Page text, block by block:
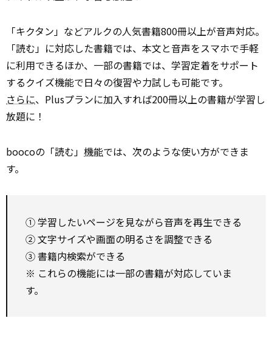
「キクタン」などアルクの人気書籍800冊以上が音声対応。
「読む」に対応した書籍では、本文と音声をスマホで手軽
に利用できるほか、一部の書籍では、学習定着をサポート
するクイズ機能で日々の復習や力試しも可能です。
さらに、Plusプランに加入すれば200冊以上の書籍が学習し
放題に！
boocoの「読む」 機能では、次のような使い方ができま
す。
① 学習したいページを見ながら音声を再生できる
② 文字サイズや画面の明るさを調整できる
③ 書籍内検索ができる
※ これらの機能には一部の書籍が対応していま
す。